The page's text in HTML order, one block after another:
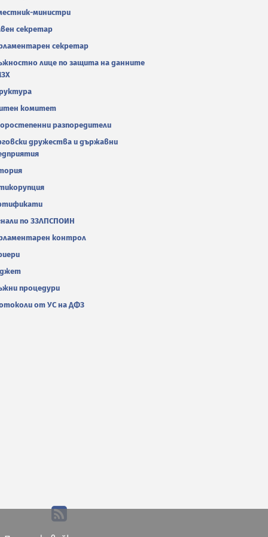
министри
секретар
секретар
лице по защита на данните
комитет
разпоредители
дружества и държавни
по ЗЗЛПСПОИН
контрол
процедури
от УС на ДФЗ